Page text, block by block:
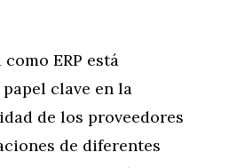
ERP está
clave en la
de los proveedores
de diferentes